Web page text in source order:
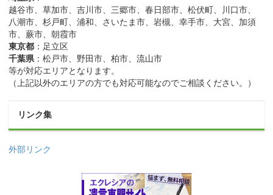
越谷市、草加市、吉川市、三郷市、春日部市、松伏町、川口市、
八潮市、杉戸町、浦和、さいたま市、岩槻、幸手市、大宮、加須
市、蕨市、朝霞市
東京都 ：足立区
千葉県 ：松戸市、野田市、柏市、流山市
等が対応エリアとなります。
（上記以外のエリアの方でも対応可能なのでご相談ください。）
リンク集
外部リンク